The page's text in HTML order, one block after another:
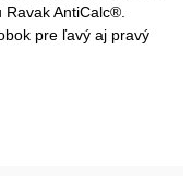
AntiCalc®.
pre ľavý aj pravý